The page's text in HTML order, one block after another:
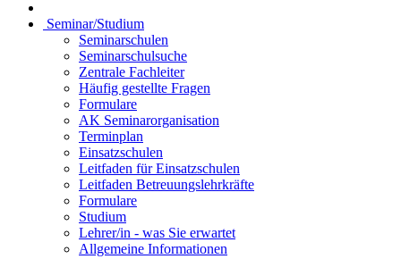
Seminar/Studium
Seminarschulen
Seminarschulsuche
Zentrale Fachleiter
Häufig gestellte Fragen
Formulare
AK Seminarorganisation
Terminplan
Einsatzschulen
Leitfaden für Einsatzschulen
Leitfaden Betreuungslehrkräfte
Formulare
Studium
Lehrer/in - was Sie erwartet
Allgemeine Informationen